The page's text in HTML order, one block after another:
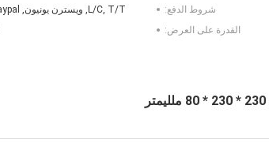
شروط الدفع:
L/C, T/T, ويسترن يونيون, MoneyGram, paypal
القدرة على العرض: